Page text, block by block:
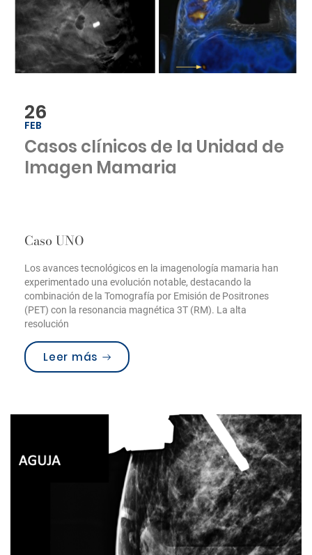
26
FEB
Casos clínicos de la Unidad de
Imagen Mamaria
Caso UNO
Los avances tecnológicos en la imagenología mamaria han
experimentado una evolución notable, destacando la
combinación de la Tomografía por Emisión de Positrones
(PET) con la resonancia magnética 3T (RM). La alta
resolución
Leer más “Casos clínicos de la Unidad de